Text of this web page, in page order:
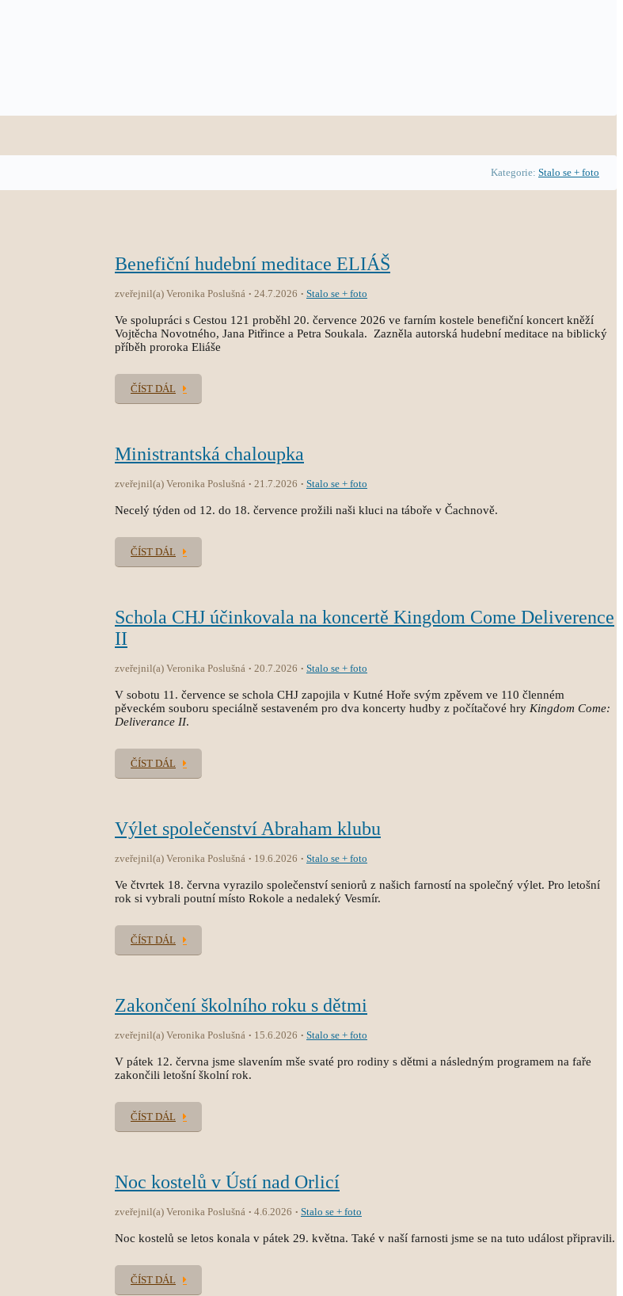
Kategorie: Stalo se + foto
Benefiční hudební meditace ELIÁŠ
zveřejnil(a) Veronika Poslušná 24.7.2026 Stalo se + foto
Ve spolupráci s Cestou 121 proběhl 20. července 2026 ve farním kostele benefiční koncert kněží
Vojtěcha Novotného, Jana Pitřince a Petra Soukala. Zazněla autorská hudební meditace na biblický
příběh proroka Eliáše
ČÍST DÁL
Ministrantská chaloupka
zveřejnil(a) Veronika Poslušná 21.7.2026 Stalo se + foto
Necelý týden od 12. do 18. července prožili naši kluci na táboře v Čachnově.
ČÍST DÁL
Schola CHJ účinkovala na koncertě Kingdom Come Deliverence
II
zveřejnil(a) Veronika Poslušná 20.7.2026 Stalo se + foto
V sobotu 11. července se schola CHJ zapojila v Kutné Hoře svým zpěvem ve 110 členném
pěveckém souboru speciálně sestaveném pro dva koncerty hudby z počítačové hry Kingdom Come:
Deliverance II.
ČÍST DÁL
Výlet společenství Abraham klubu
zveřejnil(a) Veronika Poslušná 19.6.2026 Stalo se + foto
Ve čtvrtek 18. června vyrazilo společenství seniorů z našich farností na společný výlet. Pro letošní
rok si vybrali poutní místo Rokole a nedaleký Vesmír.
ČÍST DÁL
Zakončení školního roku s dětmi
zveřejnil(a) Veronika Poslušná 15.6.2026 Stalo se + foto
V pátek 12. června jsme slavením mše svaté pro rodiny s dětmi a následným programem na faře
zakončili letošní školní rok.
ČÍST DÁL
Noc kostelů v Ústí nad Orlicí
zveřejnil(a) Veronika Poslušná 4.6.2026 Stalo se + foto
Noc kostelů se letos konala v pátek 29. května. Také v naší farnosti jsme se na tuto událost připravili.
ČÍST DÁL